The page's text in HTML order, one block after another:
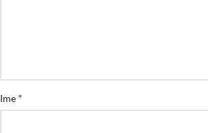
Ime *